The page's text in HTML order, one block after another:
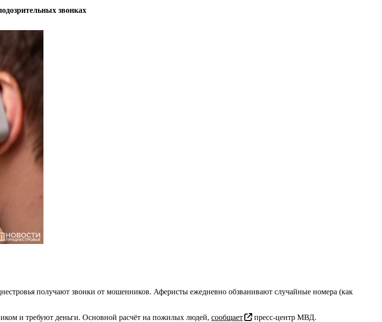
звонках
получают звонки от мошенников. Аферисты ежедневно обзванивают случайные номера (как
и требуют деньги. Основной расчёт на пожилых людей, сообщает
пресс-центр МВД.